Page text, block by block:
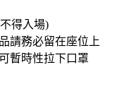
得入場)
請務必留在座位上
暫時性拉下口罩